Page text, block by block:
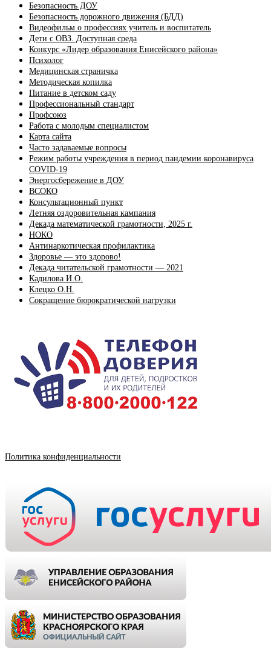
Безопасность ДОУ
Безопасность дорожного движения (БДД)
Видеофильм о профессиях учитель и воспитатель
Дети с ОВЗ. Доступная среда
Конкурс «Лидер образования Енисейского района»
Психолог
Медицинская страничка
Методическая копилка
Питание в детском саду
Профессиональный стандарт
Профсоюз
Работа с молодым специалистом
Карта сайта
Часто задаваемые вопросы
Режим работы учреждения в период пандемии коронавируса
COVID-19
Энергосбережение в ДОУ
ВСОКО
Консультационный пункт
Летняя оздоровительная кампания
Декада математической грамотности, 2025 г.
НОКО
Антинаркотическая профилактика
Здоровье — это здорово!
Декада читательской грамотности — 2021
Кадилова И.О.
Клецко О.Н.
Сокращение бюрократической нагрузки
Политика конфиденциальности